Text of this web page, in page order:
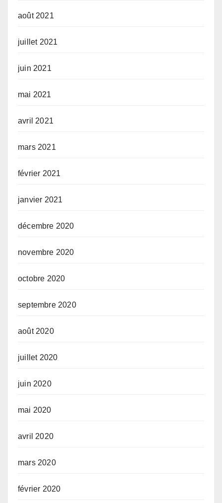
août 2021
juillet 2021
juin 2021
mai 2021
avril 2021
mars 2021
février 2021
janvier 2021
décembre 2020
novembre 2020
octobre 2020
septembre 2020
août 2020
juillet 2020
juin 2020
mai 2020
avril 2020
mars 2020
février 2020